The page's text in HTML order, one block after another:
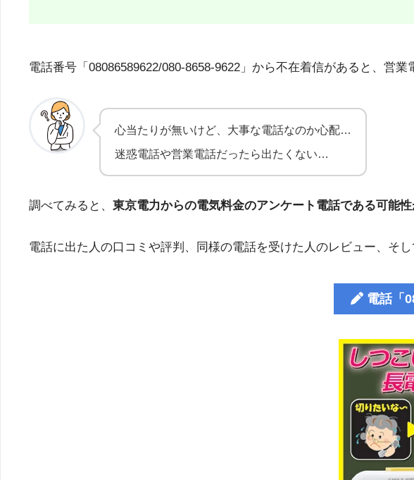
電話番号「08086589622/080-8658-9622」から不在着信があると、営
心当たりが無いけど、大事な電話なのか心配…
迷惑電話や営業電話だったら出たくない…
調べてみると、 東京電力からの電気料金のアンケート電話である可能性
電話に出た人の口コミや評判、同様の電話を受けた人のレビュー、そし
電話「